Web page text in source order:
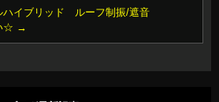
イブリッド ルーフ制振/遮音
☆ →